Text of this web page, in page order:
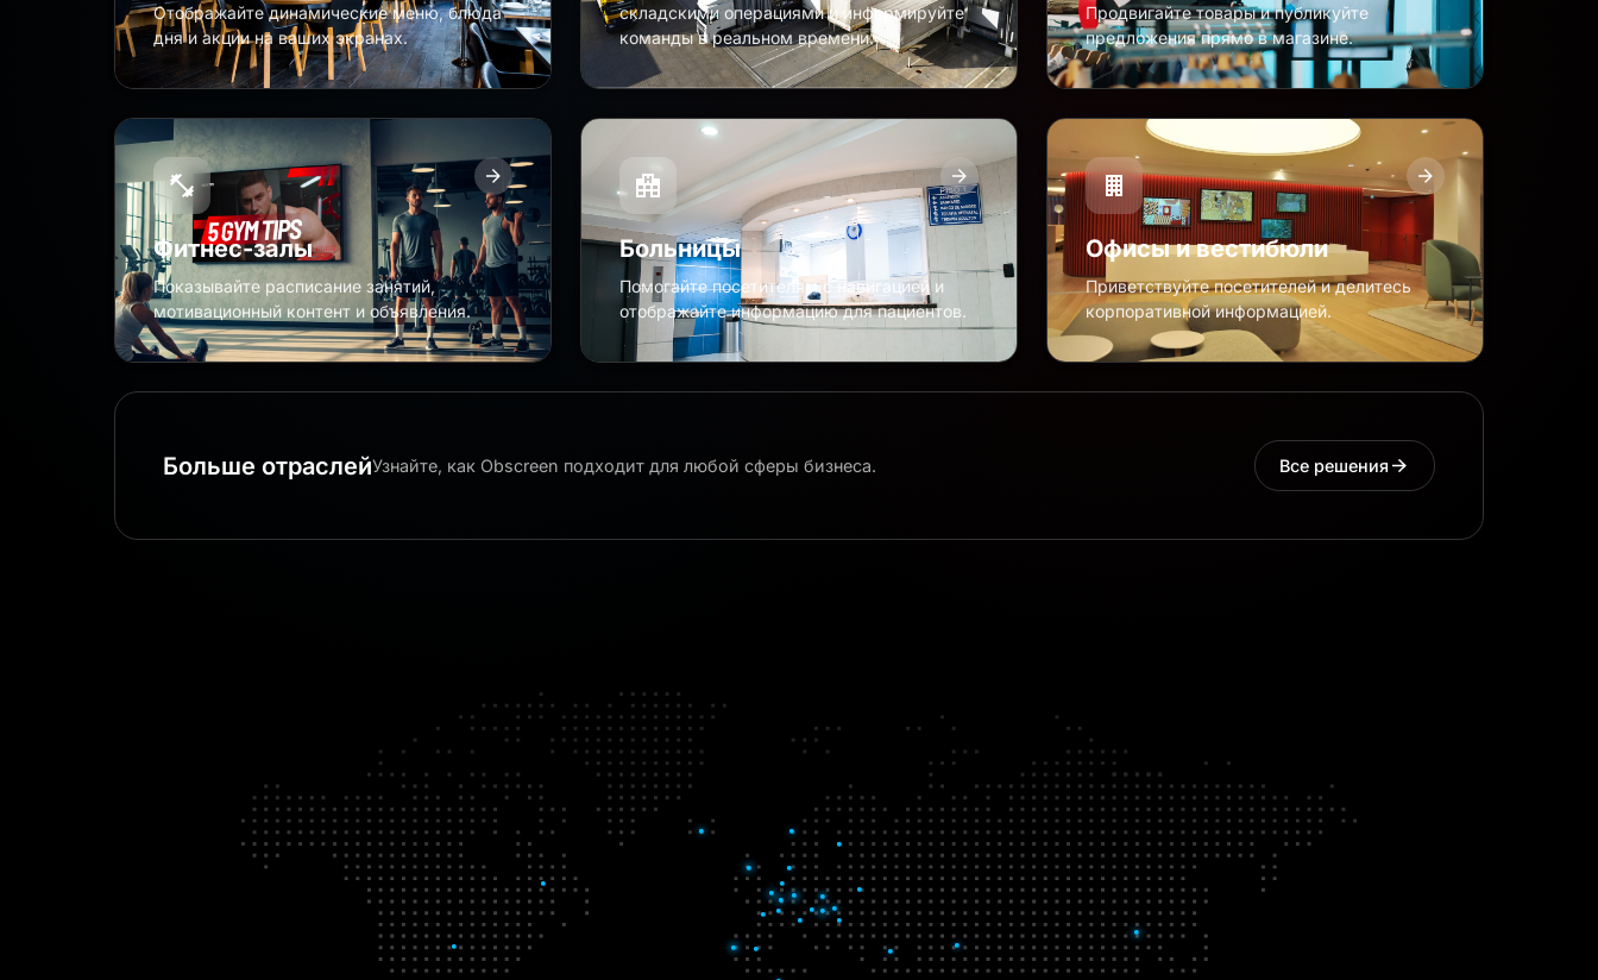
Отображайте динамические меню, блюда
дня и акции на ваших экранах.
складскими операциями и информируйте
команды в реальном времени.
Продвигайте товары и публикуйте
предложения прямо в магазине.
Фитнес-залы
Показывайте расписание занятий,
мотивационный контент и объявления.
Больницы
Помогайте посетителям с навигацией и
отображайте информацию для пациентов.
Офисы и вестибюли
Приветствуйте посетителей и делитесь
корпоративной информацией.
Больше отраслейУзнайте, как Obscreen подходит для любой сферы бизнеса. Все решения